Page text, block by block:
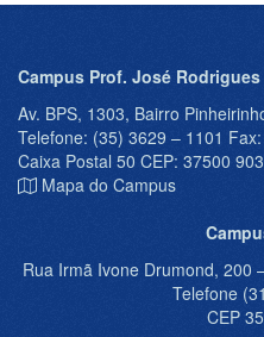
Campus Prof. José Rodrigues
Av. BPS, 1303, Bairro
Telefone: (35) 3629 – 1101
Caixa Postal 50 CEP: 37500 903
Mapa do Campus
Rua Irmã Ivone Drumond, 200
Telefone
CEP